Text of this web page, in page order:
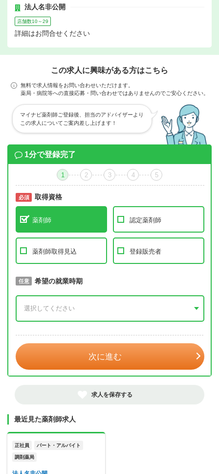
法人名非公開
店舗数10～29
詳細はお問合せください
この求人に興味がある方はこちら
無料で求人情報をお問い合わせいただけます。
薬局・病院等への直接応募・問い合わせではありませんのでご安心ください。
マイナビ薬剤師ご登録後、担当のアドバイザーより
この求人についてご案内差し上げます！
1分で登録完了
1 2 3 4 5
必須 取得資格
薬剤師 認定薬剤師
薬剤師取得見込 登録販売者
必須 取得予定年
任意 希望の就業時期
次に進む
求人を保存する
最近見た薬剤師求人
正社員 パート・アルバイト
調剤薬局